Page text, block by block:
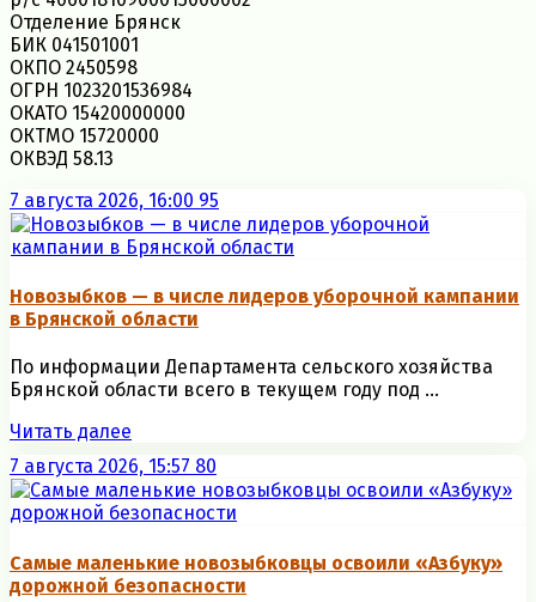
Отделение Брянск
БИК 041501001
ОКПО 2450598
ОГРН 1023201536984
ОКАТО 15420000000
ОКТМО 15720000
ОКВЭД 58.13
7 августа 2026, 16:00 95
Новозыбков — в числе лидеров уборочной кампании
в Брянской области
По информации Департамента сельского хозяйства
Брянской области всего в текущем году под ...
Читать далее
7 августа 2026, 15:57 80
Самые маленькие новозыбковцы освоили «Азбуку»
дорожной безопасности